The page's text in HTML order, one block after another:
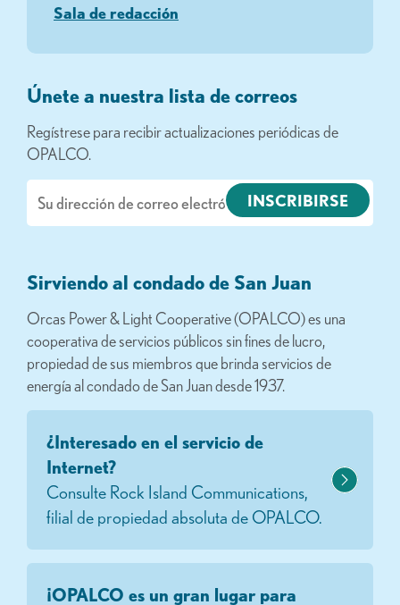
Sala de redacción
Únete a nuestra lista de correos
Regístrese para recibir actualizaciones periódicas de
OPALCO.
electrónico
Sirviendo al condado de San Juan
Orcas Power & Light Cooperative (OPALCO) es una
cooperativa de servicios públicos sin fines de lucro,
propiedad de sus miembros que brinda servicios de
energía al condado de San Juan desde 1937.
¿Interesado en el servicio de
Internet?
Consulte Rock Island Communications,
filial de propiedad absoluta de OPALCO.
¡OPALCO es un gran lugar para